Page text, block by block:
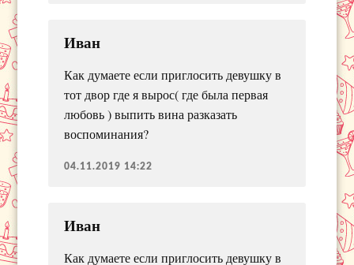
Иван
Как думаете если приглосить девушку в
тот двор где я вырос( где была первая
любовь ) выпить вина разказать
воспоминания?
04.11.2019 14:22
Иван
Как думаете если приглосить девушку в